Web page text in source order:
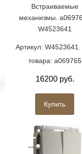
Встраиваемые
механизмы.
W4523641
Артикул:
товара: a069765
16200 руб.
Купить